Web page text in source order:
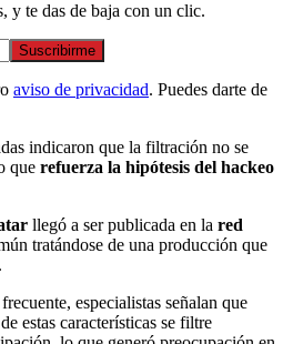
y te das de baja con un clic.
Suscribirme
aviso de privacidad. Puedes darte de
indicaron que la filtración no se
que refuerza la hipótesis del hackeo
llegó a ser publicada en la red
tratándose de una producción que
especialistas señalan que
estas características se filtre